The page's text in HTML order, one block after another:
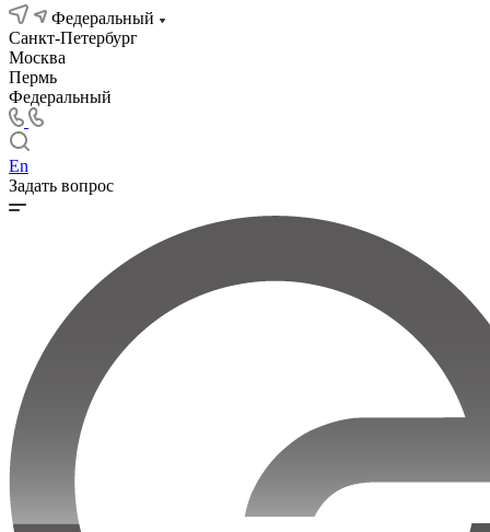
Федеральный
Санкт-Петербург
Москва
Пермь
Федеральный
En
Задать вопрос